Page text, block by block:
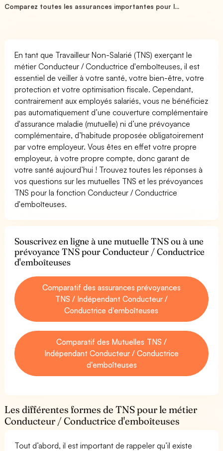
Comparez toutes les assurances importantes pour l...
En tant que Travailleur Non-Salarié (TNS) exerçant le
métier Conducteur / Conductrice d'emboîteuses, il est
essentiel de veiller à votre santé, votre bien-être, votre
protection et votre optimisation fiscale. Cependant,
contrairement aux employés salariés, vous ne bénéficiez
pas automatiquement d’une couverture complémentaire
d'assurance maladie (mutuelle) ni d’une prévoyance
complémentaire, d’habitude proposée obligatoirement
par votre employeur. Vous êtes en effet votre propre
employeur, à votre propre compte, donc garant de
votre santé aujourd’hui ! Trouvez toutes les réponses à
vos questions sur les mutuelles TNS et les prévoyances
TNS pour la fonction Conducteur / Conductrice
d'emboîteuses.
Souscrivez en ligne à une mutuelle TNS ou à une
prévoyance TNS pour Conducteur / Conductrice
d'emboîteuses
Comparatif des assurances prévoyances
TNS / Indépendant Conducteur /
Conductrice d'emboîteuses
Comparatif des Mutuelles TNS /
Indépendant Conducteur / Conductrice
d'emboîteuses
Les différentes formes de TNS pour le métier
Conducteur / Conductrice d'emboîteuses
Tout d’abord, il est important de rappeler qu’il existe